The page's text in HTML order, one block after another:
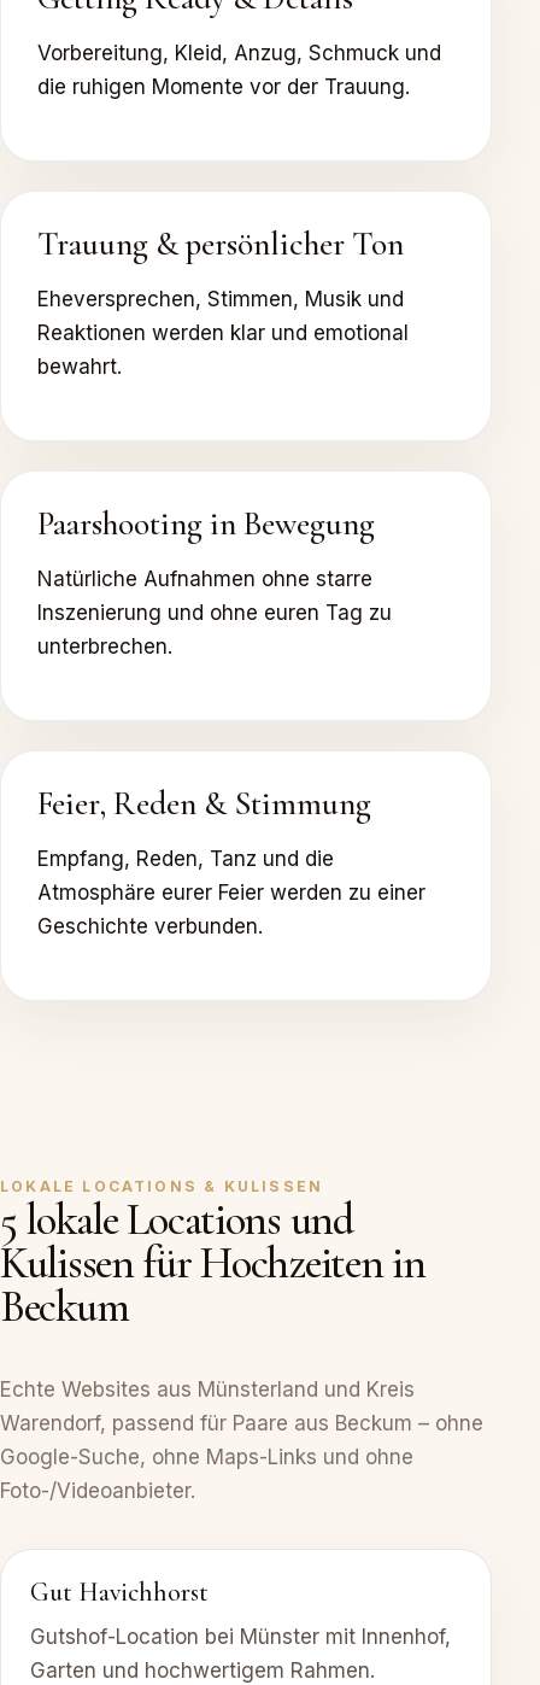
Vorbereitung, Kleid, Anzug, Schmuck und
die ruhigen Momente vor der Trauung.
Trauung & persönlicher Ton
Eheversprechen, Stimmen, Musik und
Reaktionen werden klar und emotional
bewahrt.
Paarshooting in Bewegung
Natürliche Aufnahmen ohne starre
Inszenierung und ohne euren Tag zu
unterbrechen.
Feier, Reden & Stimmung
Empfang, Reden, Tanz und die
Atmosphäre eurer Feier werden zu einer
Geschichte verbunden.
LOKALE LOCATIONS & KULISSEN
5 lokale Locations und
Kulissen für Hochzeiten in
Beckum
Echte Websites aus Münsterland und Kreis
Warendorf, passend für Paare aus Beckum – ohne
Google-Suche, ohne Maps-Links und ohne
Foto-/Videoanbieter.
Gut Havichhorst
Gutshof-Location bei Münster mit Innenhof,
Garten und hochwertigem Rahmen.